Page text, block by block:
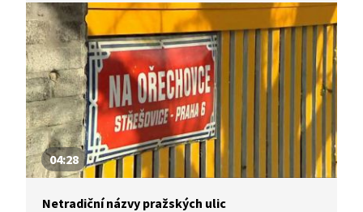
Jablkobraní, při kterém si mohou zájemci jablka
nejen natrhat, ale také z nich nechat vyrobit mošt
nebo je usušit.
04:28
Netradiční názvy pražských ulic